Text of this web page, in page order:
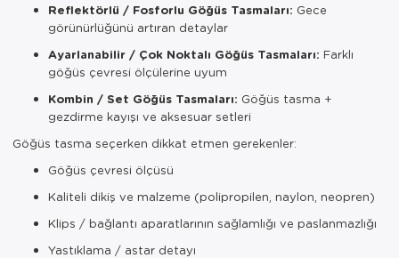
Reflektörlü / Fosforlu Göğüs Tasmaları: Gece
görünürlüğünü artıran detaylar
Ayarlanabilir / Çok Noktalı Göğüs Tasmaları: Farklı
göğüs çevresi ölçülerine uyum
Kombin / Set Göğüs Tasmaları: Göğüs tasma +
gezdirme kayışı ve aksesuar setleri
Göğüs tasma seçerken dikkat etmen gerekenler:
Göğüs çevresi ölçüsü
Kaliteli dikiş ve malzeme (polipropilen, naylon, neopren)
Klips / bağlantı aparatlarının sağlamlığı ve paslanmazlığı
Yastıklama / astar detayı